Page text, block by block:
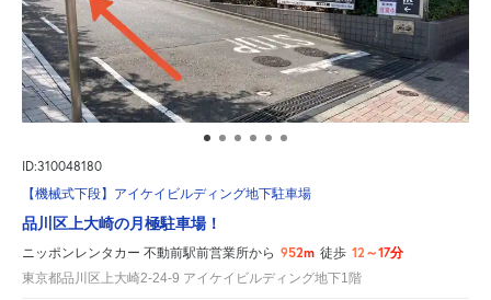
ID:310048180
【機械式下段】アイケイビルディング地下駐車場
品川区上大崎の月極駐車場！
ニッポンレンタカー 不動前駅前営業所から 952m 徒歩 12～17分
東京都品川区上大崎2-24-9 アイケイビルディング地下1階